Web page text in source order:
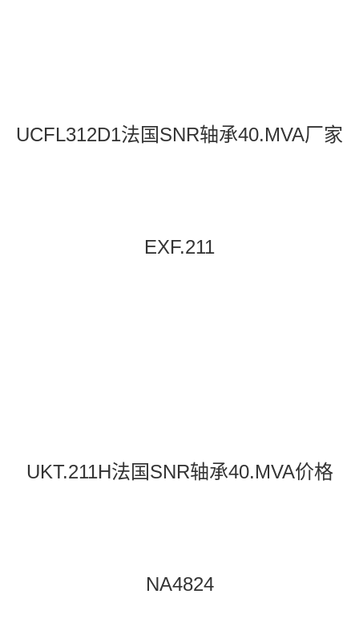
UCFL312D1法国SNR轴承40.MVA厂家
EXF.211
UKT.211H法国SNR轴承40.MVA价格
NA4824